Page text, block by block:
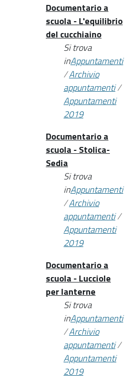
Documentario a
scuola - L'equilibrio
del cucchiaino
Si trova
inAppuntamenti
/Archivio
appuntamenti/
Appuntamenti
2019
Documentario a
scuola - Stolica-
Sedia
Si trova
inAppuntamenti
/Archivio
appuntamenti/
Appuntamenti
2019
Documentario a
scuola - Lucciole
per lanterne
Si trova
inAppuntamenti
/Archivio
appuntamenti/
Appuntamenti
2019